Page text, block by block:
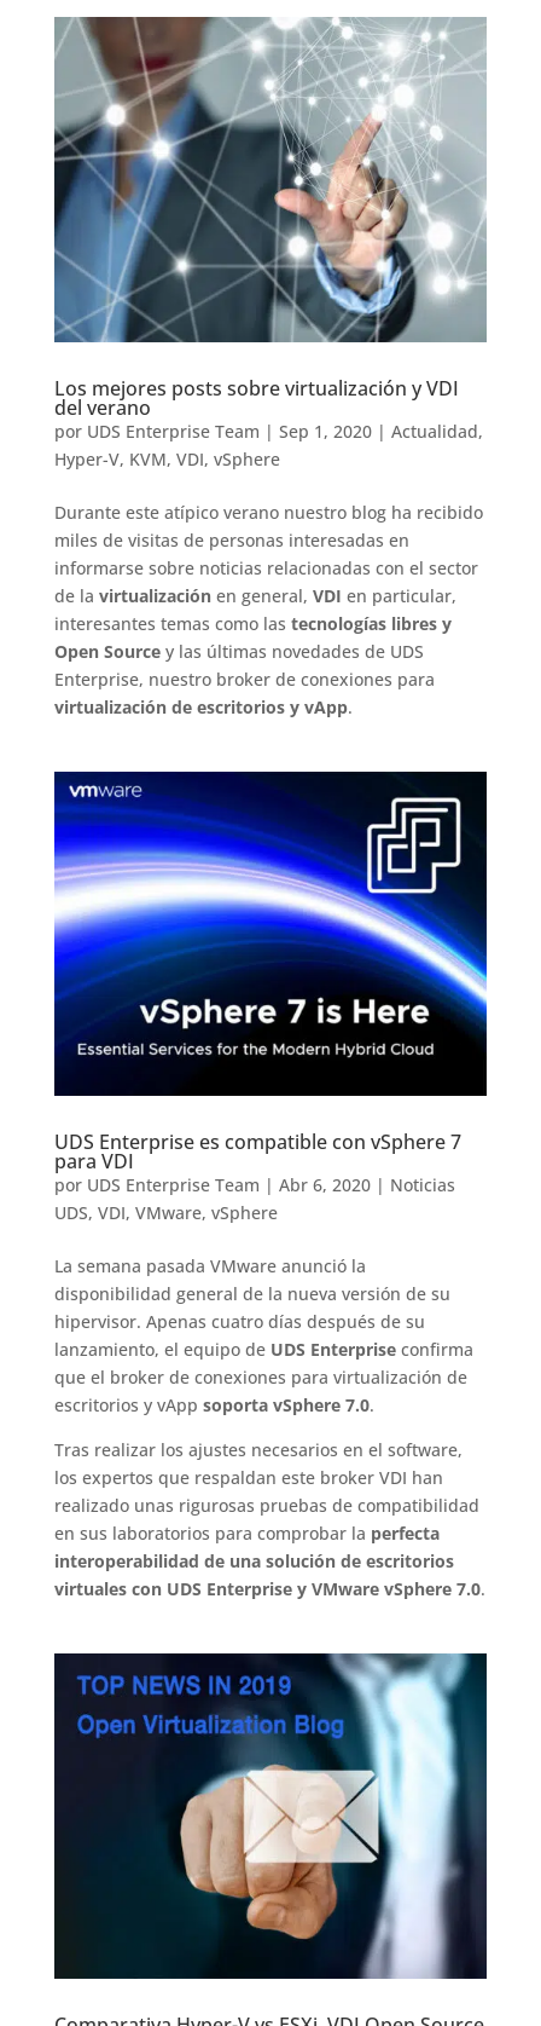
Los mejores posts sobre virtualización y VDI
del verano
por UDS Enterprise Team | Sep 1, 2020| Actualidad,
Hyper-V, KVM, VDI, vSphere
Durante este atípico verano nuestro blog ha recibido
miles de visitas de personas interesadas en
informarse sobre noticias relacionadas con el sector
de la virtualizaciónen general, VDI en particular,
interesantes temas como las tecnologías libres y
Open Sourcey las últimas novedades de UDS
Enterprise, nuestro broker de conexiones para
virtualización de escritorios y vApp.
UDS Enterprise es compatible con vSphere 7
para VDI
por UDS Enterprise Team | Abr 6, 2020| Noticias
UDS, VDI, VMware, vSphere
La semana pasada VMware anunció la
disponibilidad general de la nueva versión de su
hipervisor. Apenas cuatro días después de su
lanzamiento, el equipo de UDS Enterpriseconfirma
que el broker de conexiones para virtualización de
escritorios y vApp soporta vSphere 7.0.
Tras realizar los ajustes necesarios en el software,
los expertos que respaldan este broker VDI han
realizado unas rigurosas pruebas de compatibilidad
en sus laboratorios para comprobar la perfecta
interoperabilidad de una solución de escritorios
virtuales con UDS Enterprise y VMware vSphere 7.0.